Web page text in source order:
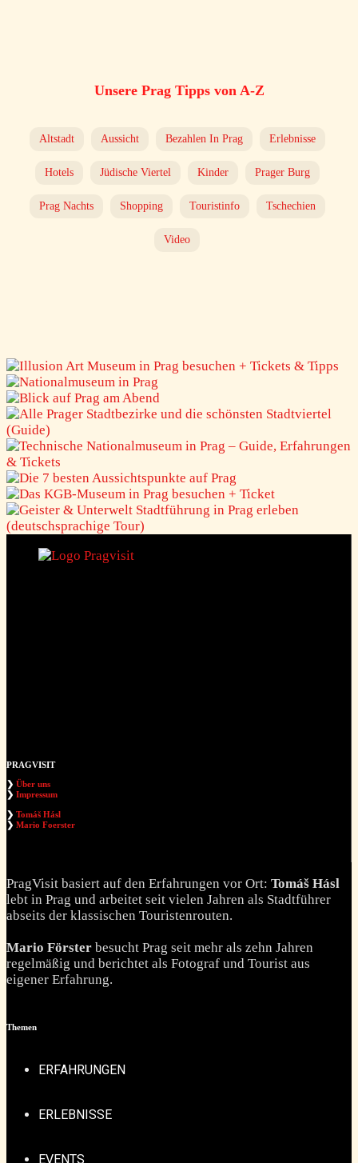
Unsere Prag Tipps von A-Z
Altstadt Aussicht Bezahlen In Prag Erlebnisse
Hotels Jüdische Viertel Kinder Prager Burg
Prag Nachts Shopping Touristinfo Tschechien
Video
PRAGVISIT
❯ Über uns
❯ Impressum
❯ Tomáš Hásl
❯ Mario Foerster
PragVisit basiert auf den Erfahrungen vor Ort: Tomáš Hásl
lebt in Prag und arbeitet seit vielen Jahren als Stadtführer
abseits der klassischen Touristenrouten.
Mario Förster besucht Prag seit mehr als zehn Jahren
regelmäßig und berichtet als Fotograf und Tourist aus
eigener Erfahrung.
Themen
ERFAHRUNGEN
ERLEBNISSE
EVENTS